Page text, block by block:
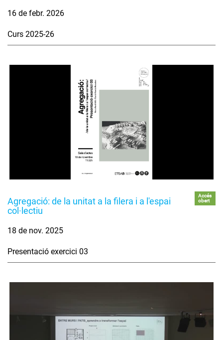
16 de febr. 2026
Curs 2025-26
Agregació: de la unitat a la filera i a l'espai
col·lectiu
Accés
obert
18 de nov. 2025
Presentació exercici 03